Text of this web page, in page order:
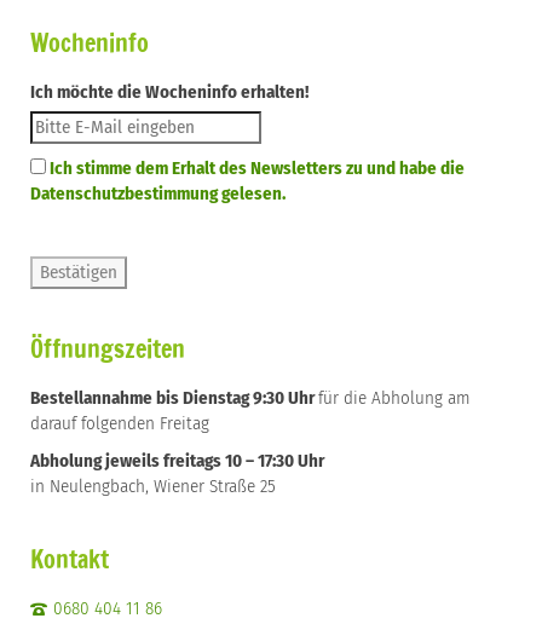
Wocheninfo
Ich möchte die Wocheninfo erhalten!
Ich stimme dem Erhalt des Newsletters zu und habe die
Datenschutzbestimmung gelesen.
Öffnungszeiten
Bestellannahme bis Dienstag 9:30 Uhrfür die Abholung am
darauf folgenden Freitag
Abholung jeweils freitags 10 – 17:30 Uhr
in Neulengbach, Wiener Straße 25
Kontakt
0680 404 11 86